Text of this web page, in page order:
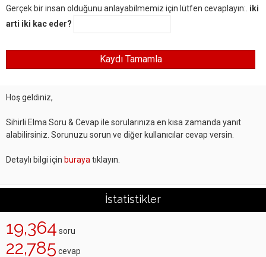
Gerçek bir insan olduğunu anlayabilmemiz için lütfen cevaplayın:. iki
arti iki kac eder?
Hoş geldiniz,
Sihirli Elma Soru & Cevap ile sorularınıza en kısa zamanda yanıt
alabilirsiniz. Sorunuzu sorun ve diğer kullanıcılar cevap versin.
Detaylı bilgi için buraya tıklayın.
İstatistikler
19,364 soru
22,785 cevap